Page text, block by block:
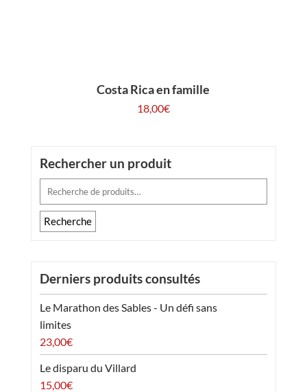
Costa Rica en famille
18,00€
Rechercher un produit
Recherche
pour :
Recherche
Derniers produits consultés
Le Marathon des Sables - Un défi sans
limites
23,00€
Le disparu du Villard
15,00€